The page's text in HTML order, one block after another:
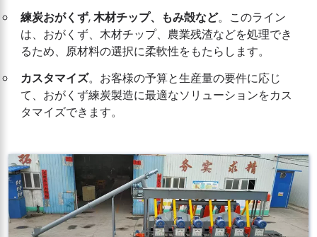
練炭おがくず,木材チップ、もみ殻など。このライン
は、おがくず、木材チップ、農業残渣などを処理でき
るため、原材料の選択に柔軟性をもたらします。
カスタマイズ。お客様の予算と生産量の要件に応じ
て、おがくず練炭製造に最適なソリューションをカス
タマイズできます。